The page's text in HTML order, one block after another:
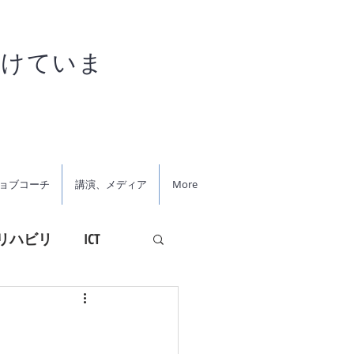
ていま
ブコーチ 講演、メディア More
ハビリ ICT